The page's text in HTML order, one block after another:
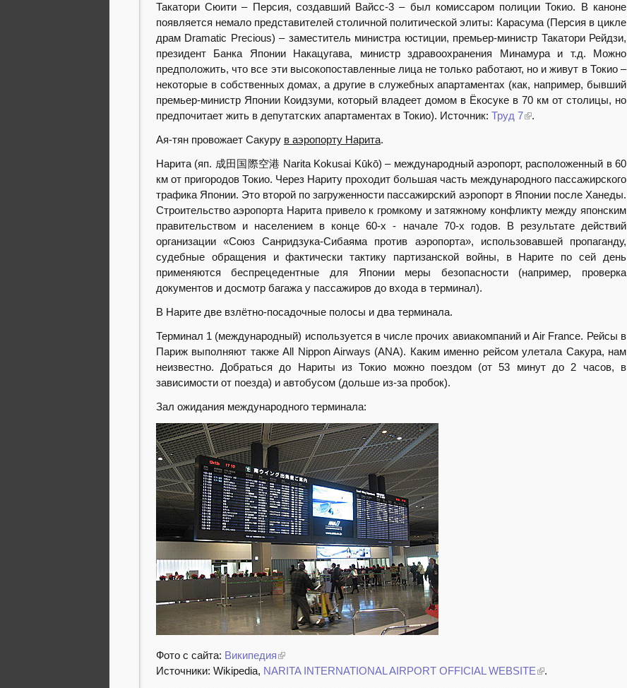
Такатори Сюити – Персия, создавший Вайсс-3 – был комиссаром полиции Токио. В каноне
появляется немало представителей столичной политической элиты: Карасума (Персия в цикле
драм Dramatic Precious) – заместитель министра юстиции, премьер-министр Такатори Рейдзи,
президент Банка Японии Накацугава, министр здравоохранения Минамура и т.д. Можно
предположить, что все эти высокопоставленные лица не только работают, но и живут в Токио –
некоторые в собственных домах, а другие в служебных апартаментах (как, например, бывший
премьер-министр Японии Коидзуми, который владеет домом в Ёкосуке в 70 км от столицы, но
предпочитает жить в депутатских апартаментах в Токио). Источник: Труд 7
.
Ая-тян провожает Сакуру в аэропорту Нарита.
Нарита (яп. 成田国際空港 Narita Kokusai Kūkō) – международный аэропорт, расположенный в 60
км от пригородов Токио. Через Нариту проходит большая часть международного пассажирского
трафика Японии. Это второй по загруженности пассажирский аэропорт в Японии после Ханеды.
Строительство аэропорта Нарита привело к громкому и затяжному конфликту между японским
правительством и населением в конце 60-х - начале 70-х годов. В результате действий
организации «Союз Санридзука-Сибаяма против аэропорта», использовавшей пропаганду,
судебные обращения и фактически тактику партизанской войны, в Нарите по сей день
применяются беспрецедентные для Японии меры безопасности (например, проверка
документов и досмотр багажа у пассажиров до входа в терминал).
В Нарите две взлётно-посадочные полосы и два терминала.
Терминал 1 (международный) используется в числе прочих авиакомпаний и Air France. Рейсы в
Париж выполняют также All Nippon Airways (ANA). Каким именно рейсом улетала Сакура, нам
неизвестно. Добраться до Нариты из Токио можно поездом (от 53 минут до 2 часов, в
зависимости от поезда) и автобусом (дольше из-за пробок).
Зал ожидания международного терминала:
Фото с сайта: Википедия
Источники: Wikipedia, NARITA INTERNATIONAL AIRPORT OFFICIAL WEBSITE
.